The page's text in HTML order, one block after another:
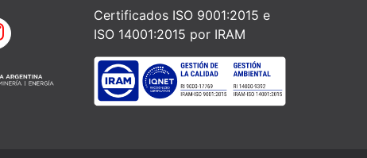
Certificados ISO 9001:2015 e
ISO 14001:2015 por IRAM